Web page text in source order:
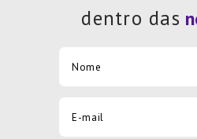
dentro das